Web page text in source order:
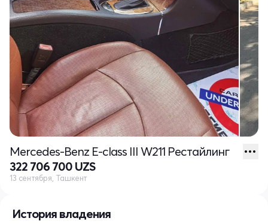
История владения
Mercedes-Benz E-class III W211 Рестайлинг
322 706 700 UZS
13 сентября, Ташкент